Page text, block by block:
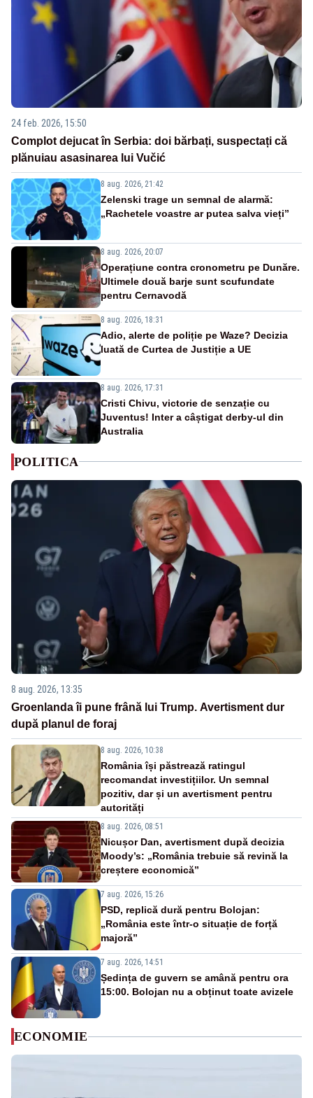
24 feb. 2026, 15:50
Complot dejucat în Serbia: doi bărbați, suspectați că
plănuiau asasinarea lui Vučić
8 aug. 2026, 21:42
Zelenski trage un semnal de alarmă:
„Rachetele voastre ar putea salva vieți”
8 aug. 2026, 20:07
Operațiune contra cronometru pe Dunăre.
Ultimele două barje sunt scufundate
pentru Cernavodă
8 aug. 2026, 18:31
Adio, alerte de poliție pe Waze? Decizia
luată de Curtea de Justiție a UE
8 aug. 2026, 17:31
Cristi Chivu, victorie de senzație cu
Juventus! Inter a câștigat derby-ul din
Australia
POLITICA
8 aug. 2026, 13:35
Groenlanda îi pune frână lui Trump. Avertisment dur
după planul de foraj
8 aug. 2026, 10:38
România își păstrează ratingul
recomandat investițiilor. Un semnal
pozitiv, dar și un avertisment pentru
autorități
8 aug. 2026, 08:51
Nicușor Dan, avertisment după decizia
Moody’s: „România trebuie să revină la
creștere economică”
7 aug. 2026, 15:26
PSD, replică dură pentru Bolojan:
„România este într-o situație de forță
majoră”
7 aug. 2026, 14:51
Ședința de guvern se amână pentru ora
15:00. Bolojan nu a obținut toate avizele
ECONOMIE